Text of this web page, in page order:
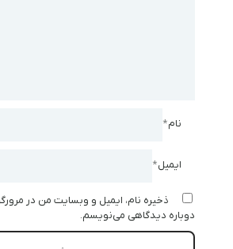
نام*
ایمیل*
ذخیره نام، ایمیل و وبسایت من در
دوباره دیدگاهی می‌نویسم.